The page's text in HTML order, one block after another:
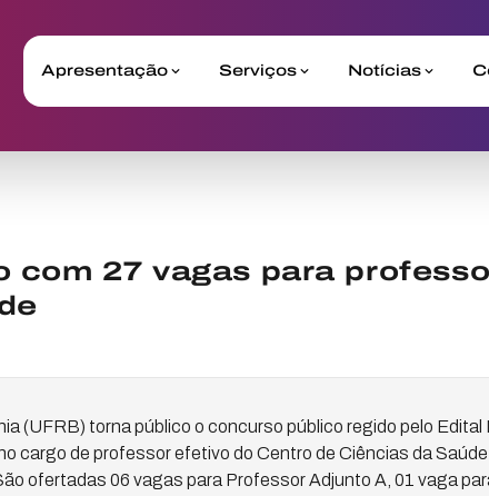
Apresentação Serviços Notícias
com 27 vagas para
(UFRB) torna público o concurso público regido pelo Edital
cargo de professor efetivo do Centro de Ciências da Saúde
ofertadas 06 vagas para Professor Adjunto A, 01 vaga